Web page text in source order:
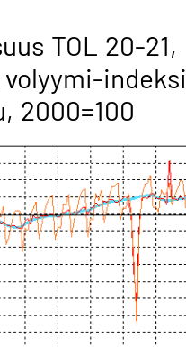
TOL 20-21,
indeksi
2000=100